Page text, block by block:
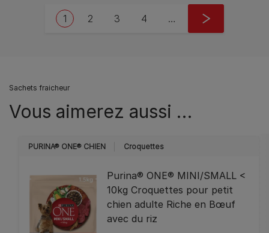
Current page
1 Page
2 Page
3 Page
4 … Next page
››
Sachets fraicheur
Vous aimerez aussi …
PURINA® ONE® CHIEN Croquettes
Purina® ONE® MINI/SMALL <
10kg Croquettes pour petit
chien adulte Riche en Bœuf
avec du riz